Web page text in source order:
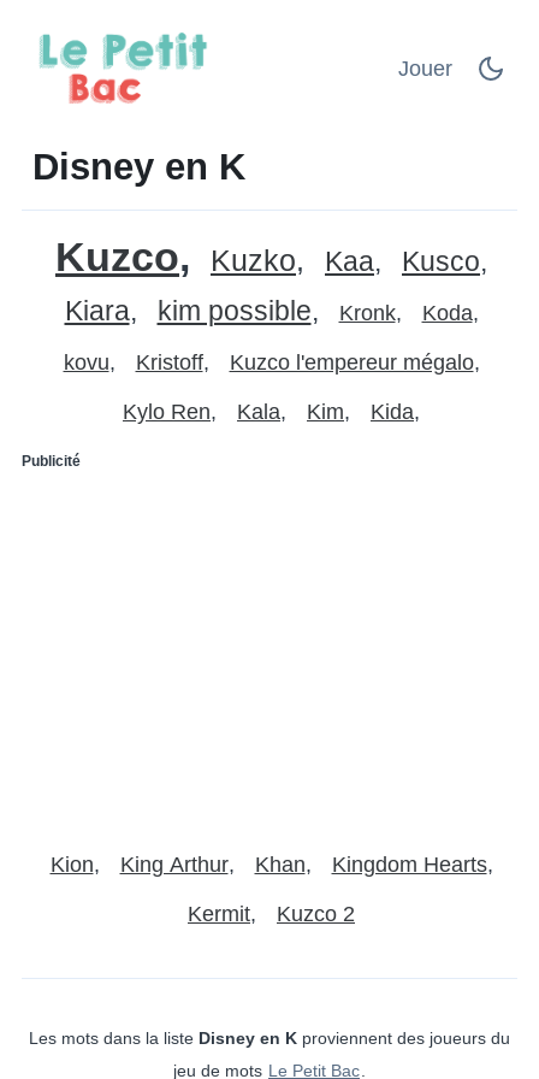
Jouer
Disney en K
Kuzco Kuzko Kaa
Kusco
Kiara
kim possible Kronk Koda
kovu Kristoff Kuzco l'empereur mégalo
Kylo Ren Kala Kim Kida
Publicité
Kion King Arthur Khan Kingdom Hearts
Kermit Kuzco 2
Les mots dans la liste Disney en K proviennent des joueurs du
jeu de mots Le Petit Bac